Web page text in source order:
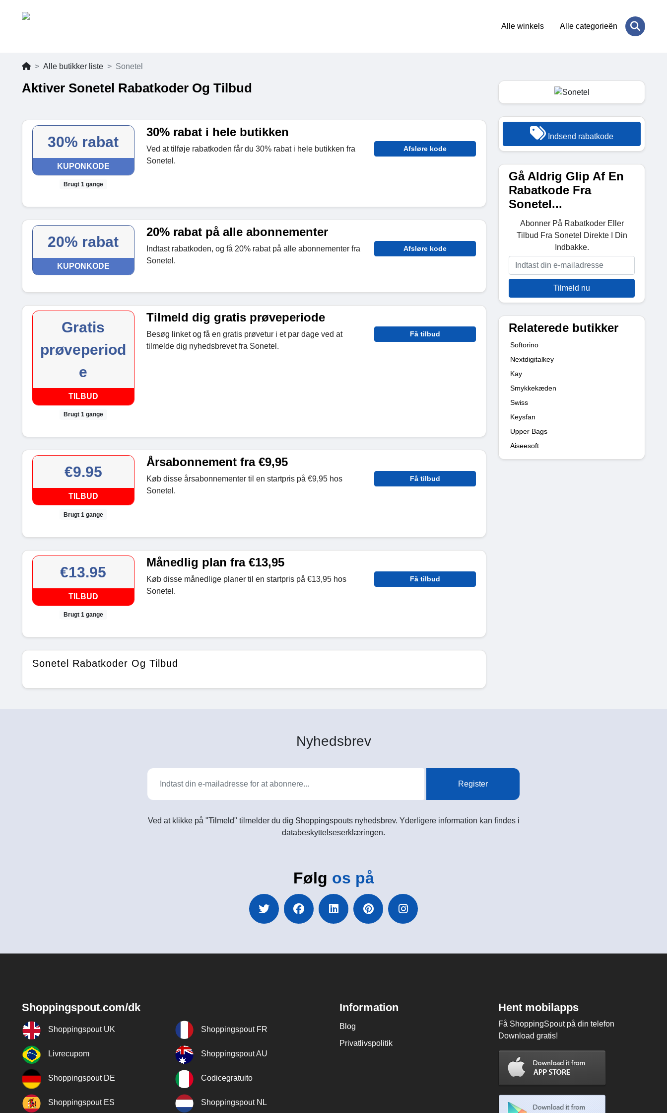
Alle winkels Alle categorieën
Alle butikker liste Sonetel
Aktiver Sonetel Rabatkoder Og Tilbud
30% rabat
KUPONKODE
Brugt 1 gange
30% rabat i hele butikken
Ved at tilføje rabatkoden får du 30% rabat i hele butikken fra
Sonetel.
Afsløre kode
20% rabat
KUPONKODE
20% rabat på alle abonnementer
Indtast rabatkoden, og få 20% rabat på alle abonnementer fra
Sonetel.
Afsløre kode
Gratis
prøveperiod
e
TILBUD
Brugt 1 gange
Tilmeld dig gratis prøveperiode
Besøg linket og få en gratis prøvetur i et par dage ved at
tilmelde dig nyhedsbrevet fra Sonetel.
Få tilbud
€9.95
TILBUD
Brugt 1 gange
Årsabonnement fra €9,95
Køb disse årsabonnementer til en startpris på €9,95 hos
Sonetel.
Få tilbud
€13.95
TILBUD
Brugt 1 gange
Månedlig plan fra €13,95
Køb disse månedlige planer til en startpris på €13,95 hos
Sonetel.
Få tilbud
Sonetel Rabatkoder Og Tilbud
Indsend rabatkode
Gå Aldrig Glip Af En
Rabatkode Fra
Sonetel...
Abonner På Rabatkoder Eller
Tilbud Fra Sonetel Direkte I Din
Indbakke.
Tilmeld nu
Relaterede butikker
Softorino
Nextdigitalkey
Kay
Smykkekæden
Swiss
Keysfan
Upper Bags
Aiseesoft
Nyhedsbrev
Register
Ved at klikke på "Tilmeld" tilmelder du dig Shoppingspouts nyhedsbrev. Yderligere information kan findes i
databeskyttelseserklæringen.
Følg os på
Shoppingspout.com/dk
Shoppingspout UK Shoppingspout FR
Livrecupom Shoppingspout AU
Shoppingspout DE Codicegratuito
Shoppingspout ES Shoppingspout NL
Information
Blog
Privatlivspolitik
Hent mobilapps
Få ShoppingSpout på din telefon
Download gratis!